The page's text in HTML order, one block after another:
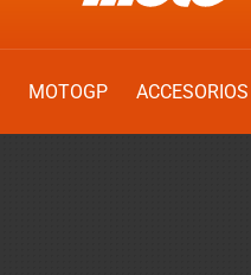
MOTOGP ACCESORIOS